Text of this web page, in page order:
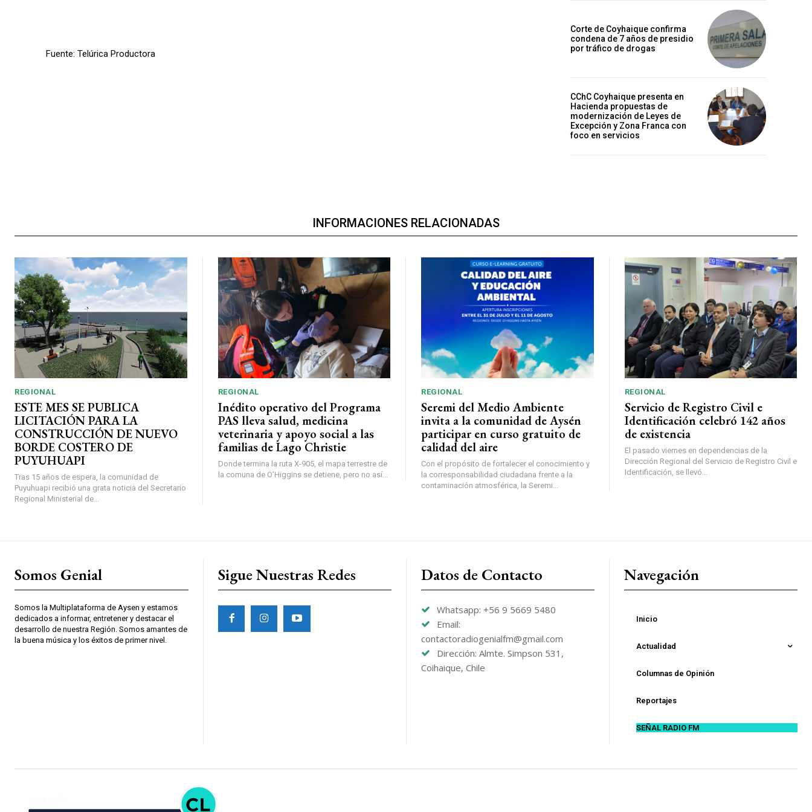
Fuente: Telúrica Productora
Corte de Coyhaique confirma
condena de 7 años de presidio
por tráfico de drogas
CChC Coyhaique presenta en
Hacienda propuestas de
modernización de Leyes de
Excepción y Zona Franca con
foco en servicios
INFORMACIONES RELACIONADAS
REGIONAL
ESTE MES SE PUBLICA
LICITACIÓN PARA LA
CONSTRUCCIÓN DE NUEVO
BORDE COSTERO DE
PUYUHUAPI
Tras 15 años de espera, la comunidad de
Puyuhuapi recibió una grata noticia del Secretario
Regional Ministerial de...
REGIONAL
Inédito operativo del Programa
PAS lleva salud, medicina
veterinaria y apoyo social a las
familias de Lago Christie
Donde termina la ruta X-905, el mapa terrestre de
la comuna de O’Higgins se detiene, pero no así...
REGIONAL
Seremi del Medio Ambiente
invita a la comunidad de Aysén
participar en curso gratuito de
calidad del aire
Con el propósito de fortalecer el conocimiento y
la corresponsabilidad ciudadana frente a la
contaminación atmosférica, la Seremi...
REGIONAL
Servicio de Registro Civil e
Identificación celebró 142 años
de existencia
El pasado viernes en dependencias de la
Dirección Regional del Servicio de Registro Civil e
Identificación, se llevó...
Somos Genial
Somos la Multiplataforma de Aysen y estamos
dedicados a informar, entretener y destacar el
desarrollo de nuestra Región. Somos amantes de
la buena música y los éxitos de primer nivel.
Sigue Nuestras Redes Datos de Contacto
Whatsapp: +56 9 5669 5480
Email:
contactoradiogenialfm@gmail.com
Dirección: Almte. Simpson 531,
Coihaique, Chile
Navegación
Inicio
Actualidad
Columnas de Opinión
Reportajes
SEÑAL RADIO FM